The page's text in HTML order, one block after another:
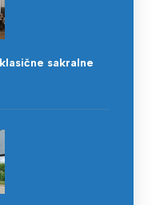
sakralne